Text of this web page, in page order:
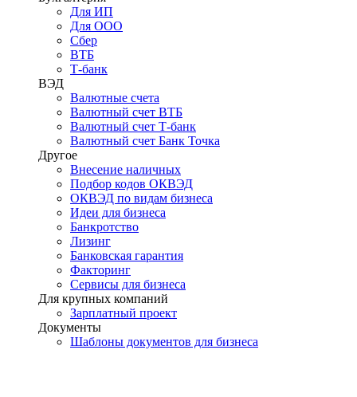
Для ИП
Для ООО
Сбер
ВТБ
Т-банк
ВЭД
Валютные счета
Валютный счет ВТБ
Валютный счет Т-банк
Валютный счет Банк Точка
Другое
Внесение наличных
Подбор кодов ОКВЭД
ОКВЭД по видам бизнеса
Идеи для бизнеса
Банкротство
Лизинг
Банковская гарантия
Факторинг
Сервисы для бизнеса
Для крупных компаний
Зарплатный проект
Документы
Шаблоны документов для бизнеса